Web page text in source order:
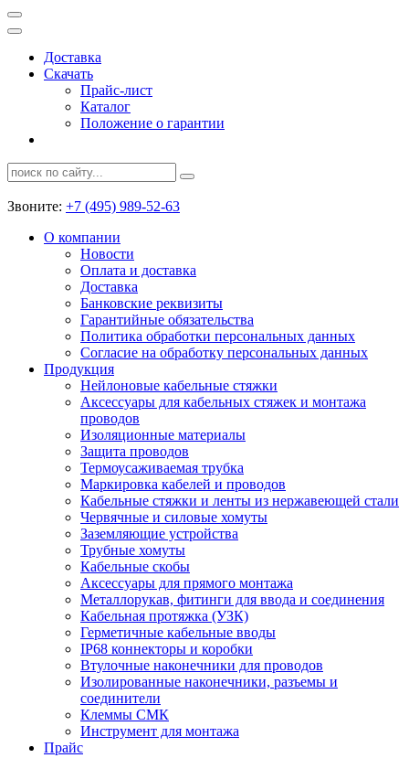
Доставка
Скачать
Прайс-лист
Каталог
Положение о гарантии
Звоните: +7 (495) 989-52-63
О компании
Новости
Оплата и доставка
Доставка
Банковские реквизиты
Гарантийные обязательства
Политика обработки персональных данных
Согласие на обработку персональных данных
Продукция
Нейлоновые кабельные стяжки
Аксессуары для кабельных стяжек и монтажа
проводов
Изоляционные материалы
Защита проводов
Термоусаживаемая трубка
Маркировка кабелей и проводов
Кабельные стяжки и ленты из нержавеющей стали
Червячные и силовые хомуты
Заземляющие устройства
Трубные хомуты
Кабельные скобы
Аксессуары для прямого монтажа
Металлорукав, фитинги для ввода и соединения
Кабельная протяжка (УЗК)
Герметичные кабельные вводы
IP68 коннекторы и коробки
Втулочные наконечники для проводов
Изолированные наконечники, разъемы и
соединители
Клеммы СМК
Инструмент для монтажа
Прайс